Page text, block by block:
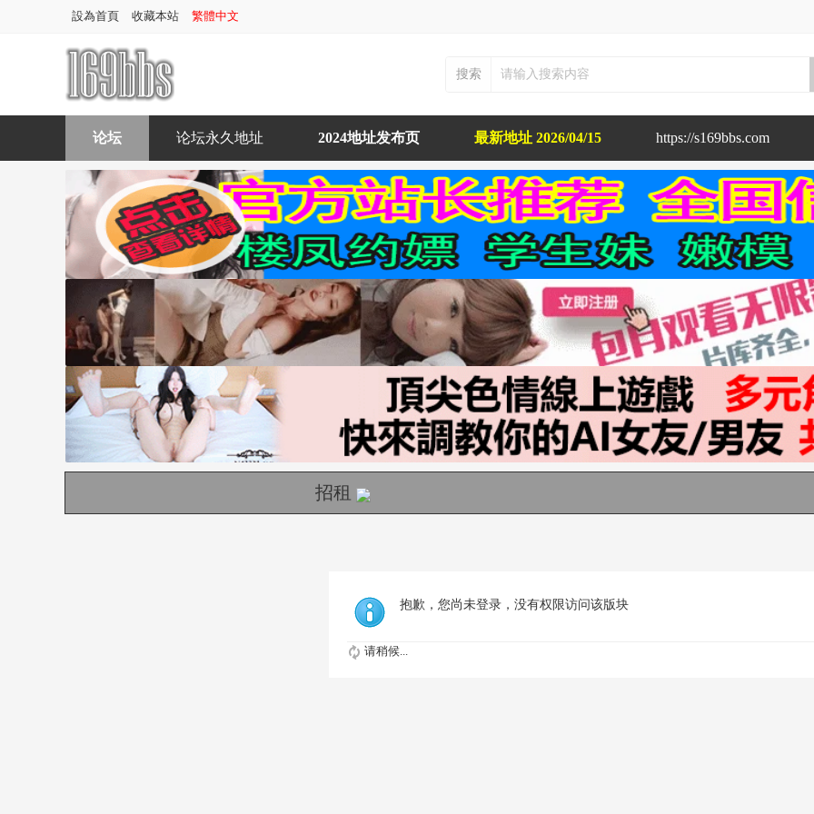
設為首頁 收藏本站 繁體中文
搜索
论坛 论坛永久地址 2024地址发布页 最新地址 2026/04/15 https://s169bbs.com
招租
抱歉，您尚未登录，没有权限访问该版块
请稍候...